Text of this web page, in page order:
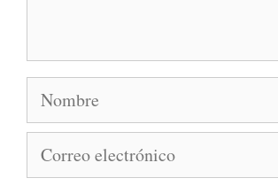
Nombre
Correo